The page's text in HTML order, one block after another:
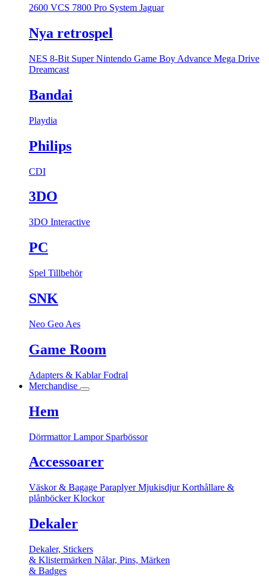
2600 VCS 7800 Pro System Jaguar
Nya retrospel
NES 8-Bit Super Nintendo Game Boy Advance Mega Drive
Dreamcast
Bandai
Playdia
Philips
CDI
3DO
3DO Interactive
PC
Spel Tillbehör
SNK
Neo Geo Aes
Game Room
Adapters & KablarFodral
Merchandise
Hem
DörrmattorLampor Sparbössor
Accessoarer
Väskor & Bagage ParaplyerMjukisdjurKorthållare &
plånböckerKlockor
Dekaler
Dekaler, Stickers
& Klistermärken Nålar, Pins, Märken
& Badges